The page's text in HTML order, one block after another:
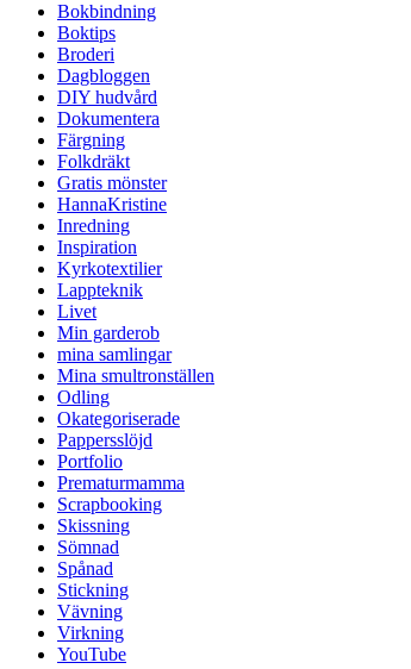
Bokbindning
Boktips
Broderi
Dagbloggen
DIY hudvård
Dokumentera
Färgning
Folkdräkt
Gratis mönster
HannaKristine
Inredning
Inspiration
Kyrkotextilier
Lappteknik
Livet
Min garderob
mina samlingar
Mina smultronställen
Odling
Okategoriserade
Pappersslöjd
Portfolio
Prematurmamma
Scrapbooking
Skissning
Sömnad
Spånad
Stickning
Vävning
Virkning
YouTube